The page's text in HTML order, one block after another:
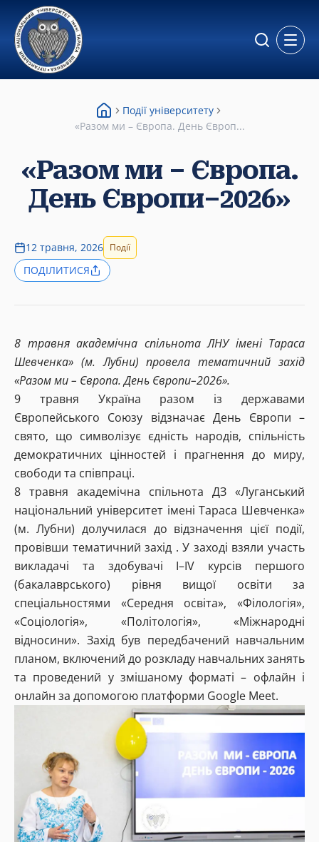
Події університету
«Разом ми – Європа. День Європ...
«Разом ми – Європа.
День Європи–2026»
12 травня, 2026 Події
ПОДІЛИТИСЯ
8 травня академічна спільнота ЛНУ імені Тараса
Шевченка» (м. Лубни) провела тематичний захід
«Разом ми – Європа. День Європи–2026».
9 травня Україна разом із державами
Європейського Союзу відзначає День Європи –
свято, що символізує єдність народів, спільність
демократичних цінностей і прагнення до миру,
свободи та співпраці.
8 травня академічна спільнота ДЗ «Луганський
національний університет імені Тараса Шевченка»
(м. Лубни) долучилася до відзначення цієї події,
провівши тематичний захід . У заході взяли участь
викладачі та здобувачі I–IV курсів першого
(бакалаврського) рівня вищої освіти за
спеціальностями «Середня освіта», «Філологія»,
«Соціологія», «Політологія», «Міжнародні
відносини». Захід був передбачений навчальним
планом, включений до розкладу навчальних занять
та проведений у змішаному форматі – офлайн і
онлайн за допомогою платформи Google Meet.